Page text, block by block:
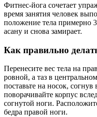
Фитнес-йога сочетает
время занятия человек
положение тела примерно
асану и снова замирает.
Как правильно
Перенесите вес тела на
ровной, а таз в
поставьте на носок,
поворачивайте корпус
согнутой ноги.
бедра правой ноги.